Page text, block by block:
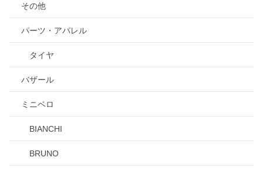
その他
パーツ・アパレル
タイヤ
バザール
ミニベロ
BIANCHI
BRUNO